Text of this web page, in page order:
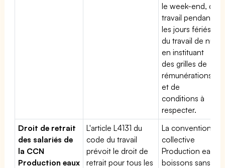
le week-end, du
travail pendant
les jours fériés,
du travail de nuit
en instituant
des grilles de
rémunérations
et de
conditions à
respecter.
Droit de retrait
des salariés de
la CCN
Production eaux
L'article L4131 du
code du travail
prévoit le droit de
retrait pour tous les
La convention
collective
Production eaux
boissons sans